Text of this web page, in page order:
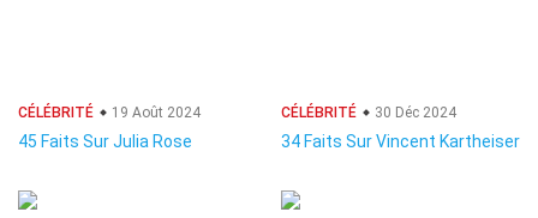
CÉLÉBRITÉ 19 Août 2024
45 Faits Sur Julia Rose
CÉLÉBRITÉ 30 Déc 2024
34 Faits Sur Vincent Kartheiser